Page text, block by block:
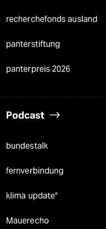
recherchefonds ausland
panterstiftung
panterpreis 2026
Podcast
bundestalk
fernverbindung
klima update°
Mauerecho